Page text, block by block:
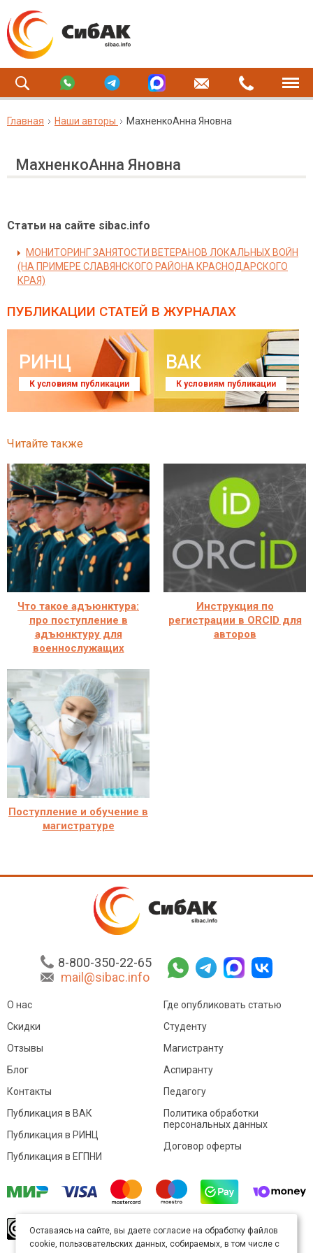
Главная Наши авторы МахненкоАнна Яновна
МахненкоАнна Яновна
Статьи на сайте sibac.info
МОНИТОРИНГ ЗАНЯТОСТИ ВЕТЕРАНОВ ЛОКАЛЬНЫХ ВОЙН
(НА ПРИМЕРЕ СЛАВЯНСКОГО РАЙОНА КРАСНОДАРСКОГО
КРАЯ)
ПУБЛИКАЦИИ СТАТЕЙ В ЖУРНАЛАХ
РИНЦ
К условиям публикации
ВАК
К условиям публикации
Читайте также
Что такое адъюнктура:
про поступление в
адъюнктуру для
военнослужащих
Инструкция по
регистрации в ORCID для
авторов
Поступление и обучение в
магистратуре
8-800-350-22-65
mail@sibac.info
О нас
Скидки
Отзывы
Блог
Контакты
Где опубликовать статью
Студенту
Магистранту
Аспиранту
Педагогу
Публикация в ВАК
Публикация в РИНЦ
Публикация в ЕГПНИ
Политика обработки
персональных данных
Договор оферты
произведение доступно полицензии Creative
Commons «Attribution» («Атрибуция») 4.0
Оставаясь на сайте, вы даете согласие на обработку файлов
cookie, пользовательских данных, собираемых, в том числе с